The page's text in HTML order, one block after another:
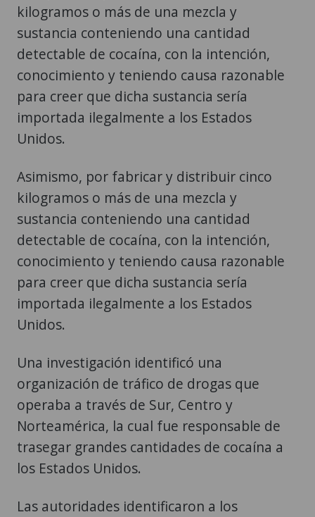
kilogramos o más de una mezcla y
sustancia conteniendo una cantidad
detectable de cocaína, con la intención,
conocimiento y teniendo causa razonable
para creer que dicha sustancia sería
importada ilegalmente a los Estados
Unidos.
Asimismo, por fabricar y distribuir cinco
kilogramos o más de una mezcla y
sustancia conteniendo una cantidad
detectable de cocaína, con la intención,
conocimiento y teniendo causa razonable
para creer que dicha sustancia sería
importada ilegalmente a los Estados
Unidos.
Una investigación identificó una
organización de tráfico de drogas que
operaba a través de Sur, Centro y
Norteamérica, la cual fue responsable de
trasegar grandes cantidades de cocaína a
los Estados Unidos.
Las autoridades identificaron a los